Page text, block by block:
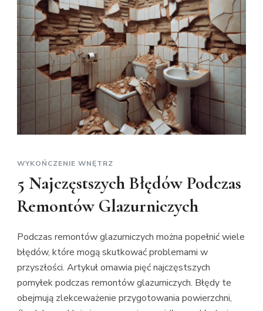
WYKOŃCZENIE WNĘTRZ
5 Najczęstszych Błędów Podczas
Remontów Glazurniczych
Podczas remontów glazurniczych można popełnić wiele
błędów, które mogą skutkować problemami w
przyszłości. Artykuł omawia pięć najczęstszych
pomyłek podczas remontów glazurniczych. Błędy te
obejmują zlekceważenie przygotowania powierzchni,